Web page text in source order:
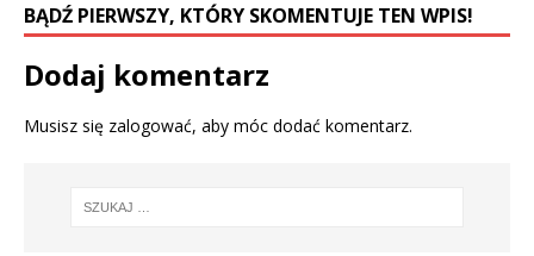
BĄDŹ PIERWSZY, KTÓRY SKOMENTUJE TEN WPIS!
Dodaj komentarz
Musisz się zalogować, aby móc dodać komentarz.